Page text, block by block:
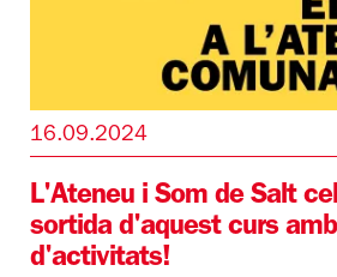
16.09.2024
L'Ateneu i Som de Salt
sortida d'aquest curs
d'activitats!